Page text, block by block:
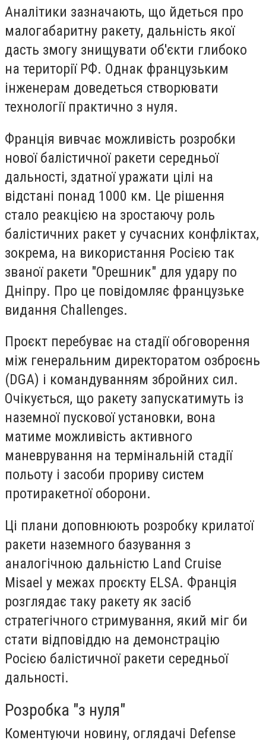
Аналітики зазначають, що йдеться про
малогабаритну ракету, дальність якої
дасть змогу знищувати об'єкти глибоко
на території РФ. Однак французьким
інженерам доведеться створювати
технології практично з нуля.
Франція вивчає можливість розробки
нової балістичної ракети середньої
дальності, здатної уражати цілі на
відстані понад 1000 км. Це рішення
стало реакцією на зростаючу роль
балістичних ракет у сучасних конфліктах,
зокрема, на використання Росією так
званої ракети "Орешник" для удару по
Дніпру. Про це повідомляє французьке
видання Challenges.
Проєкт перебуває на стадії обговорення
між генеральним директоратом озброєнь
(DGA) і командуванням збройних сил.
Очікується, що ракету запускатимуть із
наземної пускової установки, вона
матиме можливість активного
маневрування на термінальній стадії
польоту і засоби прориву систем
протиракетної оборони.
Ці плани доповнюють розробку крилатої
ракети наземного базування з
аналогічною дальністю Land Cruise
Misael у межах проєкту ELSA. Франція
розглядає таку ракету як засіб
стратегічного стримування, який міг би
стати відповіддю на демонстрацію
Росією балістичної ракети середньої
дальності.
Розробка "з нуля"
Коментуючи новину, оглядачі Defense